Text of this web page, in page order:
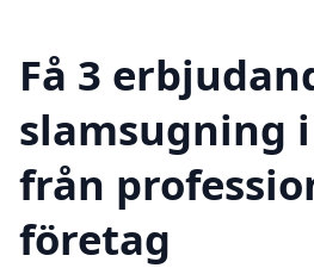
Få 3
slamsugning
från
företag